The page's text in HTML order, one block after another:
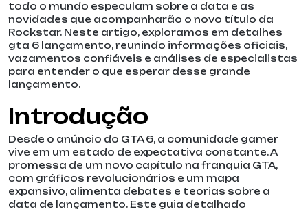
todo o mundo especulam sobre a data e as
novidades que acompanharão o novo título da
Rockstar. Neste artigo, exploramos em detalhes
gta 6 lançamento, reunindo informações oficiais,
vazamentos confiáveis e análises de especialistas
para entender o que esperar desse grande
lançamento.
Introdução
Desde o anúncio do GTA 6, a comunidade gamer
vive em um estado de expectativa constante. A
promessa de um novo capítulo na franquia GTA,
com gráficos revolucionários e um mapa
expansivo, alimenta debates e teorias sobre a
data de lançamento. Este guia detalhado